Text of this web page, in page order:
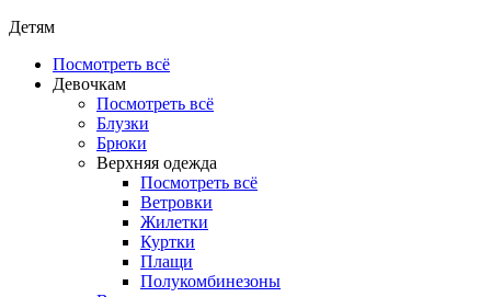
Детям
Посмотреть всё
Девочкам
Посмотреть всё
Блузки
Брюки
Верхняя одежда
Посмотреть всё
Ветровки
Жилетки
Куртки
Плащи
Полукомбинезоны